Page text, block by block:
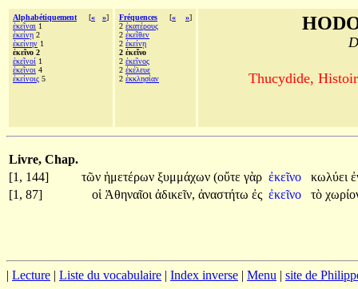
Alphabétiquement [« »]
ἐκεῖναι 1
ἐκείνῃ 2
ἐκείνην 1
ἐκεῖνο 2
ἐκεῖνοί 1
ἐκεῖνοι 4
ἐκείνοις 5
Fréquences [« »]
2 ἑκατέρους
2 ἐκεῖθεν
2 ἐκείνῃ
2 ἐκεῖνο
2 ἐκεῖνος
2 ἐκέλευε
2 ἐκκλησίαν Thucydide,
Livre, Chap.
[1, 144]
τῶν ἡμετέρων ξυμμάχων (οὔτε γὰρ ἐκεῖνο κωλύει
[1, 87]
οἱ Ἀθηναῖοι ἀδικεῖν, ἀναστήτω ἐς ἐκεῖνο τὸ
| Lecture | Liste du vocabulaire | Index inverse | Menu | site de